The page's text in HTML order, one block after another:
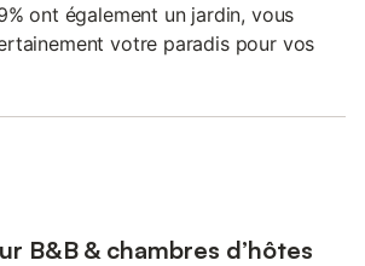
ont également un jardin, vous
votre paradis pour vos
B&B & chambres d’hôtes